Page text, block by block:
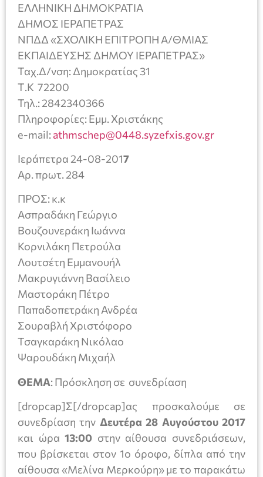
ΕΛΛΗΝΙΚΗ ΔΗΜΟΚΡΑΤΙΑ
ΔΗΜΟΣ ΙΕΡΑΠΕΤΡΑΣ
ΝΠΔΔ «ΣΧΟΛΙΚΗ ΕΠΙΤΡΟΠΗ Α/ΘΜΙΑΣ
ΕΚΠΑΙΔΕΥΣΗΣ ΔΗΜΟΥ ΙΕΡΑΠΕΤΡΑΣ»
Ταχ.Δ/νση: Δημοκρατίας 31
Τ.Κ 72200
Τηλ.: 2842340366
Πληροφορίες: Εμμ. Χριστάκης
e-mail:athmschep@0448.syzefxis.gov.gr
Ιεράπετρα 24-08-2017
Αρ. πρωτ. 284
ΠΡΟΣ: κ.κ
Ασπραδάκη Γεώργιο
Βουζουνεράκη Ιωάννα
Κορνιλάκη Πετρούλα
Λουτσέτη Εμμανουήλ
Μακρυγιάννη Βασίλειο
Μαστοράκη Πέτρο
Παπαδοπετράκη Ανδρέα
Σουραβλή Χριστόφορο
Τσαγκαράκη Νικόλαο
Ψαρουδάκη Μιχαήλ
ΘΕΜΑ: Πρόσκληση σε συνεδρίαση
[dropcap]Σ[/dropcap]ας προσκαλούμε σε
συνεδρίαση την Δευτέρα 28 Αυγούστου 2017
και ώρα13:00 στην αίθουσα συνεδριάσεων,
που βρίσκεται στον 1ο όροφο, δίπλα από την
αίθουσα «Μελίνα Μερκούρη» με το παρακάτω